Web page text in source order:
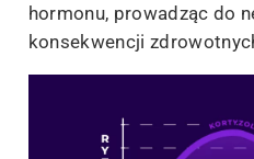
hormonu, prowadząc do
konsekwencji